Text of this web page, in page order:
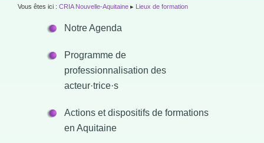
Vous êtes ici : CRIA Nouvelle-Aquitaine ▸ Lieux de formation
Notre Agenda
Programme de
professionnalisation des
acteur·trice·s
Actions et dispositifs de formations
en Aquitaine